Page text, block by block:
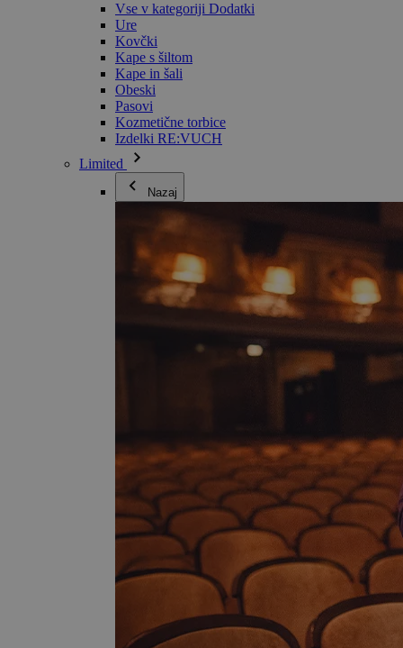
Vse v kategoriji Dodatki
Ure
Kovčki
Kape s šiltom
Kape in šali
Obeski
Pasovi
Kozmetične torbice
Izdelki RE:VUCH
Limited
Nazaj